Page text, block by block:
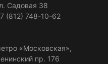
Садовая 38
(812) 748-10-62
«Московская»,
пр. 176